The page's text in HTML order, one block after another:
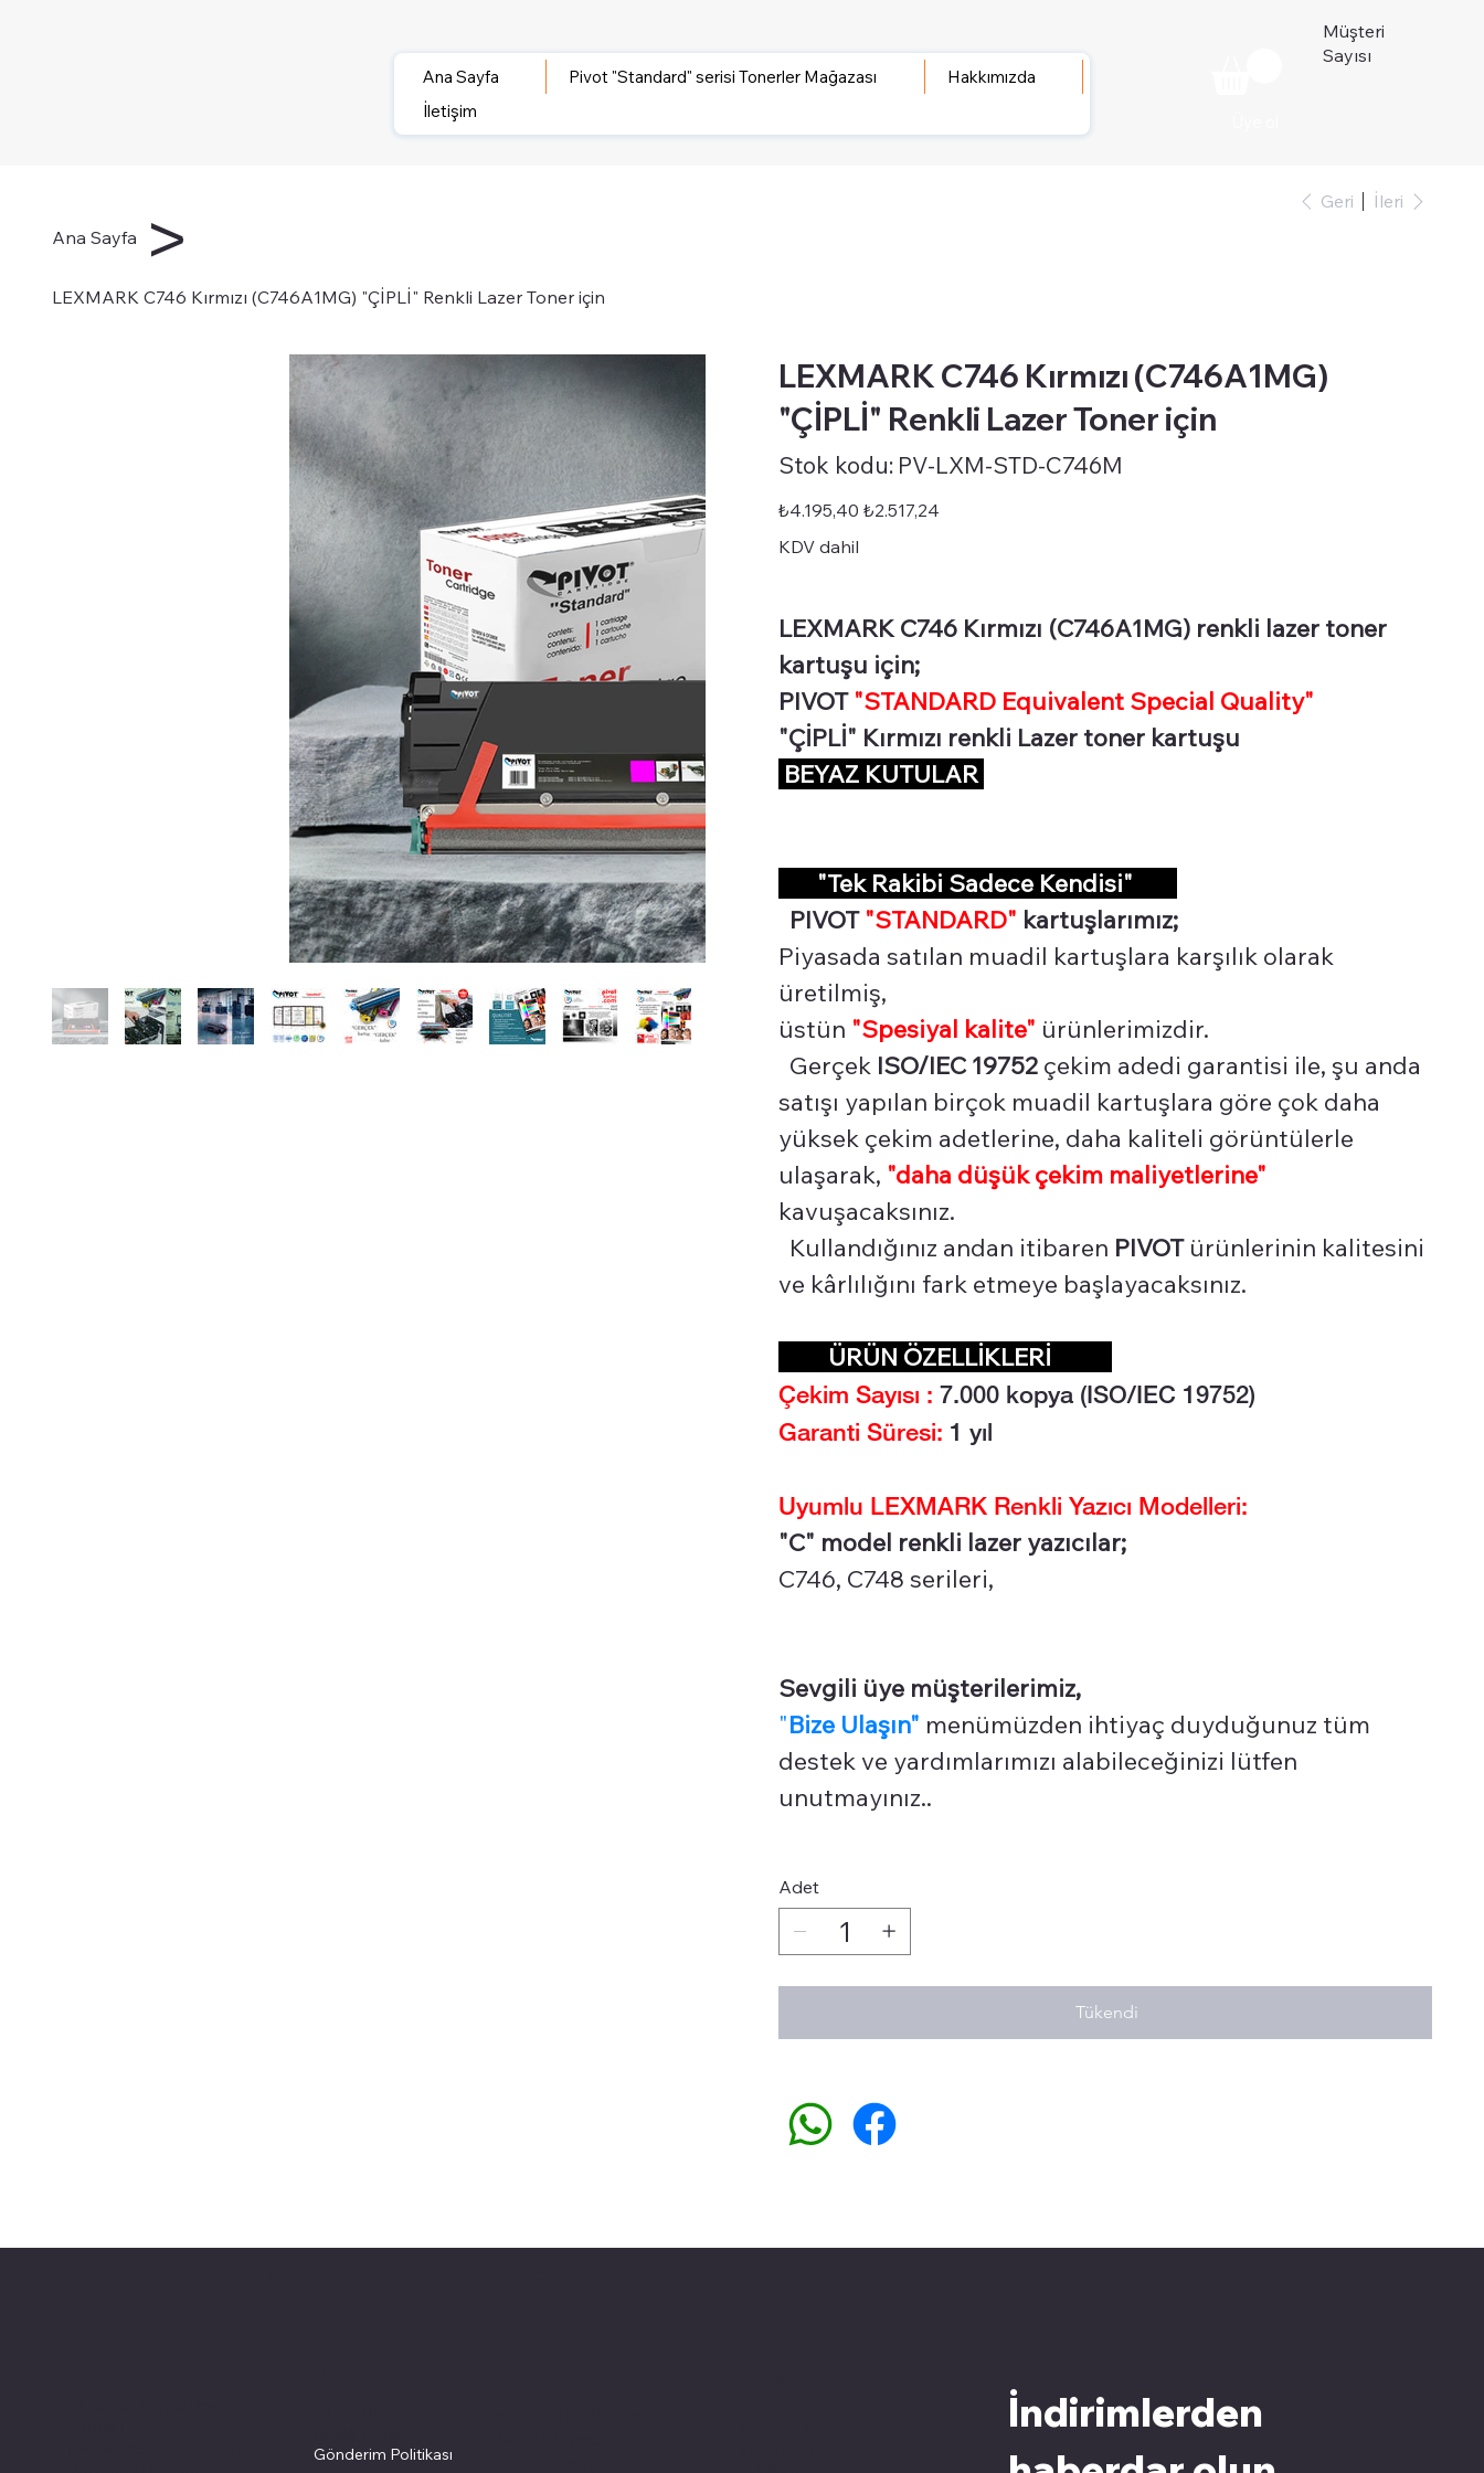
Ana Sayfa Pivot "Standard" serisi Tonerler Mağazası
Hakkımızda
İletişim
Müşteri
Sayısı
Ana Sayfa >
LEXMARK C746 Kırmızı (C746A1MG) "ÇİPLİ" Renkli Lazer Toner için
Geri İleri
LEXMARK C746 Kırmızı (C746A1MG)
"ÇİPLİ" Renkli Lazer Toner için
Stok kodu:
kodu:
STD-
C746M
PV-LXM-STD-C746M
Orijinal
fiyat
₺4.195,40 İndirimli
fiyat
₺2.517,24
KDV dahil
LEXMARK C746 Kırmızı (C746A1MG) renkli lazer toner
kartuşu için;
PIVOT "STANDARD Equivalent Special Quality"
"ÇİPLİ" Kırmızı renkli Lazer toner kartuşu
BEYAZ KUTULAR
"Tek Rakibi Sadece Kendisi"
PIVOT "STANDARD" kartuşlarımız;
Piyasada satılan muadil kartuşlara karşılık olarak
üretilmiş,
üstün "Spesiyal kalite" ürünlerimizdir.
Gerçek ISO/IEC 19752 çekim adedi garantisi ile, şu anda
satışı yapılan birçok muadil kartuşlara göre çok daha
yüksek çekim adetlerine, daha kaliteli görüntülerle
ulaşarak, "daha düşük çekim maliyetlerine"
kavuşacaksınız.
Kullandığınız andan itibaren PIVOTürünlerinin kalitesini
ve kârlılığını fark etmeye başlayacaksınız.
ÜRÜN ÖZELLİKLERİ
Çekim Sayısı : 7.000 kopya (ISO/IEC 19752)
Garanti Süresi: 1 yıl
Uyumlu LEXMARK Renkli Yazıcı Modelleri:
"C" model renkli lazer yazıcılar;
C746, C748 serileri,
Sevgili üye müşterilerimiz,
"Bize Ulaşın" menümüzden ihtiyaç duyduğunuz tüm
destek ve yardımlarımızı alabileceğinizi lütfen
unutmayınız..
Adet
Tükendi
Gönderim Politikası
İndirimlerden